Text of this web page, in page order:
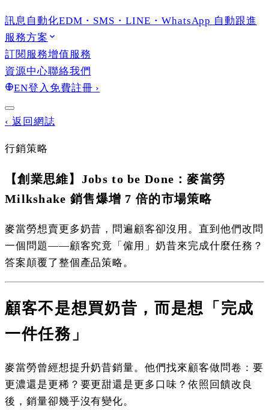
訊息自動化EDM・SMS・LINE・WhatsApp 自動跟進
服務方案
訂閱服務增值服務
資源中心聯絡我們
EN登入 免費註冊 ›
‹ 返回網誌
行銷策略
【創業思維】Jobs to be Done：麥當勞
Milkshake 銷售爆增 7 倍的市場策略
麥當勞想賣更多奶昔，問遍顧客卻沒用。直到他們改問
一個問題——顧客究竟「僱用」奶昔來完成什麼任務？
答案顛覆了整個產品策略。
顧客不是想買奶昔，而是想「完成
一件任務」
麥當勞曾經想提升奶昔銷量。他們找來顧客做問卷：要
更濃還是更稀？要更甜還是更多口味？依照回饋改良
後，銷量卻幾乎沒有變化。